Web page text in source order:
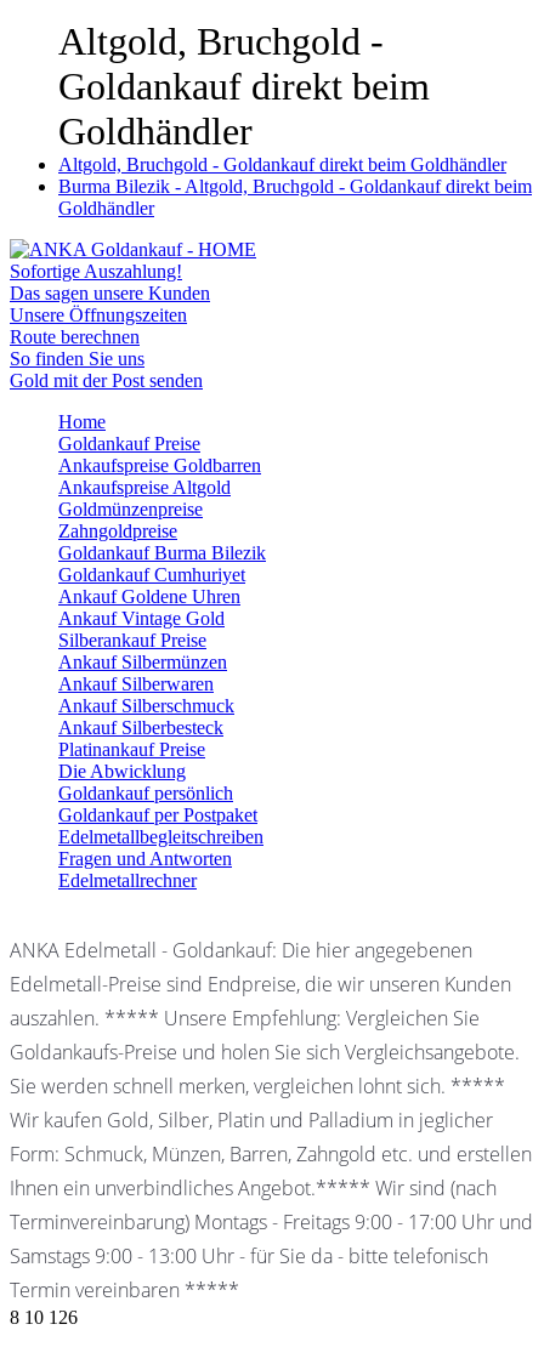
Altgold, Bruchgold -
Goldankauf direkt beim
Goldhändler
Altgold, Bruchgold - Goldankauf direkt beim Goldhändler
Burma Bilezik - Altgold, Bruchgold - Goldankauf direkt beim
Goldhändler
Sofortige Auszahlung!
Das sagen unsere Kunden
Unsere Öffnungszeiten
Route berechnen
So finden Sie uns
Gold mit der Post senden
Home
Goldankauf Preise
Ankaufspreise Goldbarren
Ankaufspreise Altgold
Goldmünzenpreise
Zahngoldpreise
Goldankauf Burma Bilezik
Goldankauf Cumhuriyet
Ankauf Goldene Uhren
Ankauf Vintage Gold
Silberankauf Preise
Ankauf Silbermünzen
Ankauf Silberwaren
Ankauf Silberschmuck
Ankauf Silberbesteck
Platinankauf Preise
Die Abwicklung
Goldankauf persönlich
Goldankauf per Postpaket
Edelmetallbegleitschreiben
Fragen und Antworten
Edelmetallrechner
ANKA Edelmetall - Goldankauf: Die hier angegebenen
Edelmetall-Preise sind Endpreise, die wir unseren Kunden
auszahlen. ***** Unsere Empfehlung: Vergleichen Sie
Goldankaufs-Preise und holen Sie sich Vergleichsangebote.
Sie werden schnell merken, vergleichen lohnt sich. *****
Wir kaufen Gold, Silber, Platin und Palladium in jeglicher
Form: Schmuck, Münzen, Barren, Zahngold etc. und erstellen
Ihnen ein unverbindliches Angebot.***** Wir sind (nach
Terminvereinbarung) Montags - Freitags 9:00 - 17:00 Uhr und
Samstags 9:00 - 13:00 Uhr - für Sie da - bitte telefonisch
Termin vereinbaren *****
8 10 126